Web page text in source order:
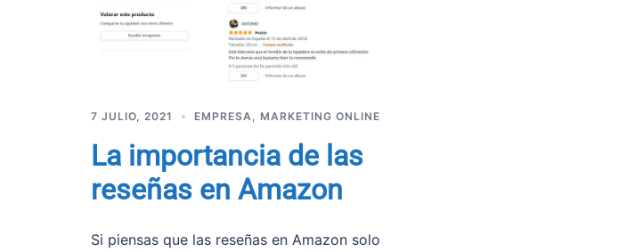
7 JULIO, 2021 EMPRESA MARKETING ONLINE
La importancia de las
reseñas en Amazon
Si piensas que las reseñas en Amazon solo